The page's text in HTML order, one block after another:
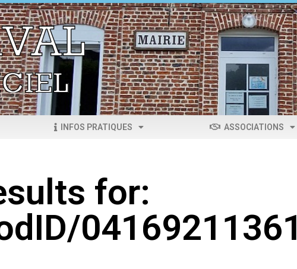
INFOS PRATIQUES ASSOCIATIONS
for:
04169211361